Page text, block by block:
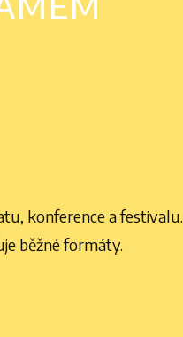
konference a festivalu.
běžné formáty.